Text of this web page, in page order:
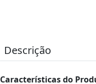
Descrição
Características do